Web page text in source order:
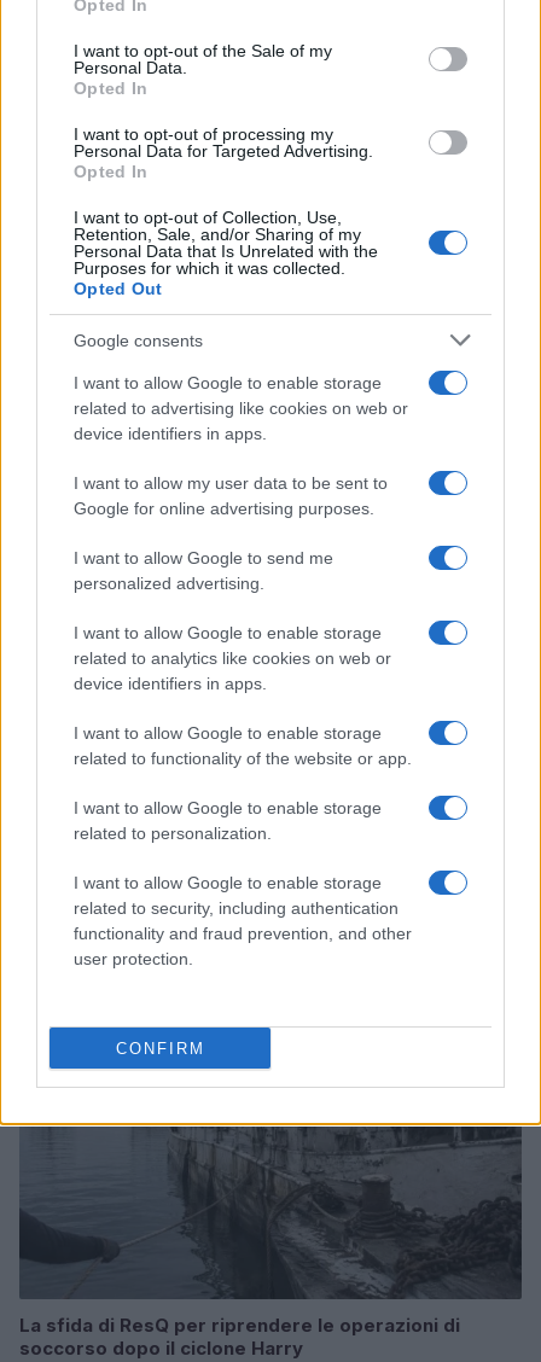
use your data for below specified purposes in below Google
consent section.
Opted In
I want to opt-out of the Sale of my
Personal Data.
Opted In
I want to opt-out of processing my
Personal Data for Targeted Advertising.
Opted In
I want to opt-out of Collection, Use,
Retention, Sale, and/or Sharing of my
Personal Data that Is Unrelated with the
Purposes for which it was collected.
Opted Out
Google consents
I want to allow Google to enable storage
related to advertising like cookies on web or
device identifiers in apps.
I want to allow my user data to be sent to
Google for online advertising purposes.
I want to allow Google to send me
personalized advertising.
I want to allow Google to enable storage
related to analytics like cookies on web or
device identifiers in apps.
I want to allow Google to enable storage
related to functionality of the website or app.
I want to allow Google to enable storage
related to personalization.
I want to allow Google to enable storage
related to security, including authentication
functionality and fraud prevention, and other
user protection.
CONFIRM
AUTORE
Edoardo Vitali
Edoardo Vitali ha coordinato la copertura
della ristrutturazione del mercato ittico di
Palermo, sostenendo la linea editoriale sulla
economia, porta in redazione un tratto
pragmatico e un dettaglio personale:
conserva ancora taccuini degli incontri in Sala
Continua a leggere
La sfida di ResQ per riprendere le operazioni di
soccorso dopo il ciclone Harry